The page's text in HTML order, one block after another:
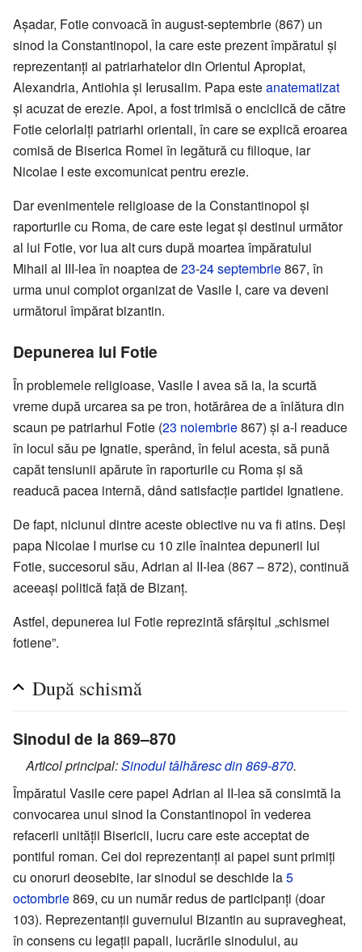
Așadar, Fotie convoacă în august-septembrie (867) un
sinod la Constantinopol, la care este prezent împăratul și
reprezentanți ai patriarhatelor din Orientul Apropiat,
Alexandria, Antiohia și Ierusalim. Papa esteanatematizat
și acuzat de erezie. Apoi, a fost trimisă o enciclică de către
Fotie celorlalți patriarhi orientali, în care se explică eroarea
comisă de Biserica Romei în legătură cu filioque, iar
Nicolae I este excomunicat pentru erezie.
Dar evenimentele religioase de la Constantinopol și
raporturile cu Roma, de care este legat și destinul următor
al lui Fotie, vor lua alt curs după moartea împăratului
Mihail al III-lea în noaptea de23-24 septembrie867, în
urma unui complot organizat de Vasile I, care va deveni
următorul împărat bizantin.
Depunerea lui Fotie
În problemele religioase, Vasile I avea să ia, la scurtă
vreme după urcarea sa pe tron, hotărârea de a înlătura din
scaun pe patriarhul Fotie (23 noiembrie867) și a-l readuce
în locul său pe Ignatie, sperând, în felul acesta, să pună
capăt tensiunii apărute în raporturile cu Roma și să
readucă pacea internă, dând satisfacție partidei Ignatiene.
De fapt, niciunul dintre aceste obiective nu va fi atins. Deși
papa Nicolae I murise cu 10 zile înaintea depunerii lui
Fotie, succesorul său, Adrian al II-lea (867 – 872), continuă
aceeași politică față de Bizanț.
Astfel, depunerea lui Fotie reprezintă sfârșitul „schismei
fotiene”.
După schismă
Sinodul de la 869–870
Articol principal:Sinodul tâlhăresc din 869-870.
Împăratul Vasile cere papei Adrian al II-lea să consimtă la
convocarea unui sinod la Constantinopol în vederea
refacerii unității Bisericii, lucru care este acceptat de
pontiful roman. Cei doi reprezentanți ai papei sunt primiți
cu onoruri deosebite, iar sinodul se deschide la5
octombrie869, cu un număr redus de participanți (doar
103). Reprezentanții guvernului Bizantin au supravegheat,
în consens cu legații papali, lucrările sinodului, au